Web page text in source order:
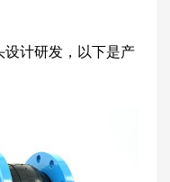
计研发，以下是产